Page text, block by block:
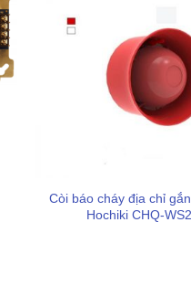
Còi báo cháy địa chỉ
Hochiki CHQ-WS2